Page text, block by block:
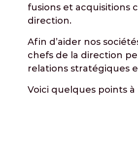
fusions et acquisitions
direction.
Afin d’aider nos
chefs de la direction
relations stratégiques
Voici quelques points